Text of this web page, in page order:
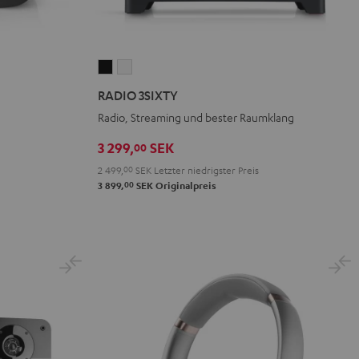
RADIO 3SIXTY
Radio, Streaming und bester Raumklang
3 299,00 SEK
2 499, 00 SEK Letzter niedrigster Preis
3 899,00 SEK Originalpreis